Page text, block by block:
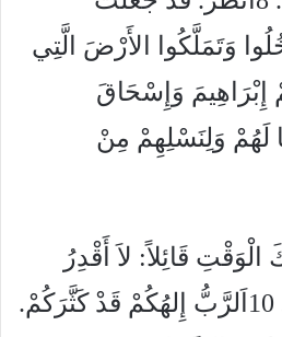
وَتَمَلَّكُوا الأَرْضَ الَّتِي
إِبْرَاهِيمَ وَإِسْحَاقَ
لَهُمْ وَلِنَسْلِهِمْ مِنْ
قَائِلاً: لاَ أَقْدِرُ
وَحْدِي أَنْ أَحْمِلَكُمْ. 10اَلرَّبُّ إِلهُكُمْ قَدْ كَثَّرَكُمْ.